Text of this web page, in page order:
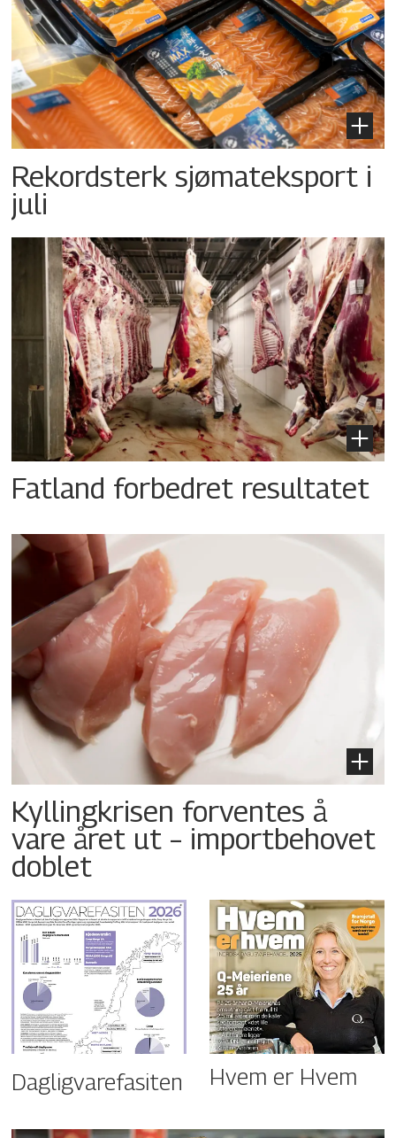
Rekordsterk sjømateksport i
juli
Fatland forbedret resultatet
Kyllingkrisen forventes å
vare året ut – importbehovet
doblet
Dagligvarefasiten Hvem er Hvem